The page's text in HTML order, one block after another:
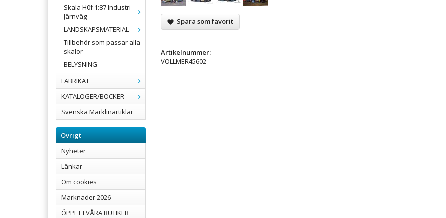
Skala H0f 1:87 Industri
Järnväg
LANDSKAPSMATERIAL
Tillbehör som passar alla
skalor
BELYSNING
FABRIKAT
KATALOGER/BÖCKER
Svenska Märklinartiklar
Övrigt
Nyheter
Länkar
Om cookies
Marknader 2026
ÖPPET I VÅRA BUTIKER
Spara som favorit
Artikelnummer:
VOLLMER45602